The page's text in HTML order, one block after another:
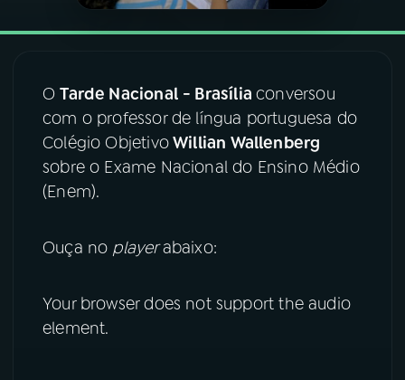
VIDEOCASTS
07ÚLTIMAS
FESTIVAL DE MÚSICA
ACOMPANHE A RÁDIO NACIONAL
YouTube Facebook
OTarde Nacional - Brasíliaconversou
com o professor de língua portuguesa do
Colégio ObjetivoWillian Wallenberg
sobre o Exame Nacional do Ensino Médio
(Enem).
Ouça no playerabaixo:
Your browser does not support the audio
element.